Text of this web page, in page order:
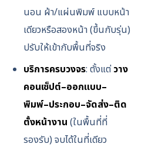
นอน ผ้า/แผ่นพิมพ์ แบบหน้า
เดียวหรือสองหน้า (ขึ้นกับรุ่น)
ปรับให้เข้ากับพื้นที่จริง
บริการครบวงจร: ตั้งแต่วาง
คอนเซ็ปต์–ออกแบบ–
พิมพ์–ประกอบ–จัดส่ง–ติด
ตั้งหน้างาน (ในพื้นที่ที่
รองรับ) จบได้ในที่เดียว